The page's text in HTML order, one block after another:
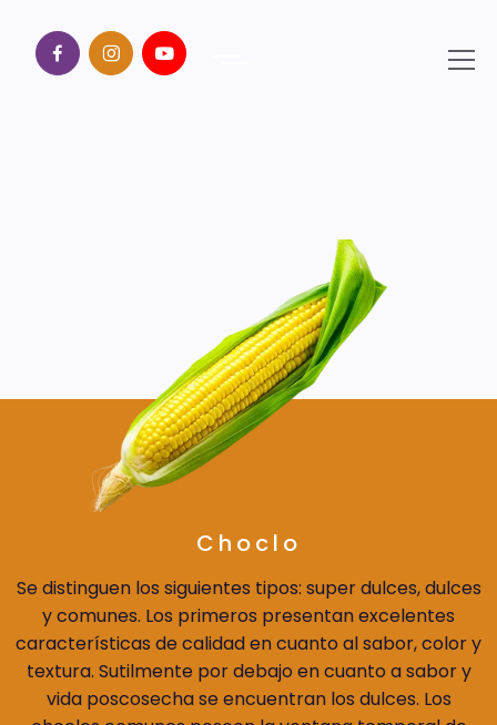
Choclo
Se distinguen los siguientes tipos: super dulces, dulces
y comunes. Los primeros presentan excelentes
características de calidad en cuanto al sabor, color y
textura. Sutilmente por debajo en cuanto a sabor y
vida poscosecha se encuentran los dulces. Los